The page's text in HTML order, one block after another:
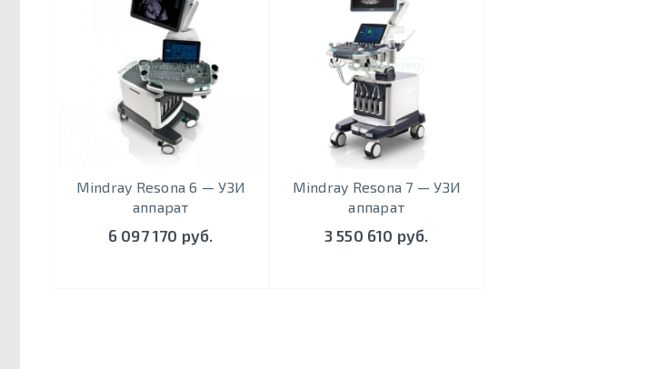
Mindray Resona 6 — УЗИ
аппарат
6 097 170 руб.
Mindray Resona 7 — УЗИ
аппарат
3 550 610 руб.